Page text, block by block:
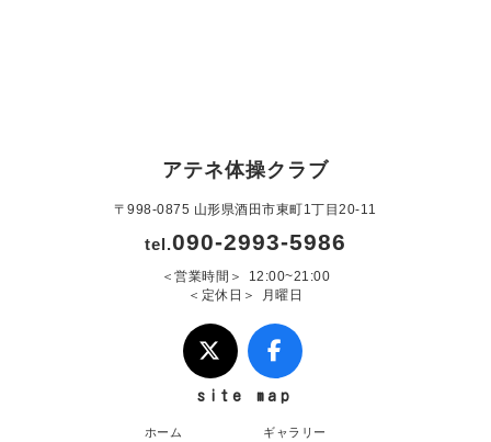
アテネ体操クラブ
〒998-0875 山形県酒田市東町1丁目20-11
tel.090-2993-5986
営業時間
12:00~21:00
定休日
月曜日
site map
ホーム ギャラリー